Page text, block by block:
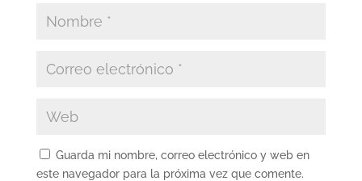
Guarda mi nombre, correo electrónico y web en
este navegador para la próxima vez que comente.